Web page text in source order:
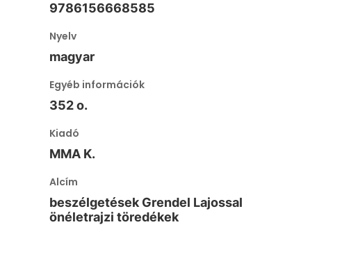
9786156668585
Nyelv
magyar
Egyéb információk
352 o.
Kiadó
MMA K.
Alcím
beszélgetések Grendel Lajossal
önéletrajzi töredékek